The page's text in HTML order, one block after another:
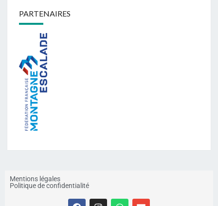
PARTENAIRES
Mentions légales
Politique de confidentialité